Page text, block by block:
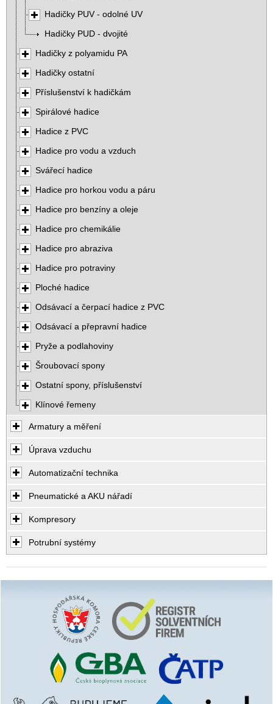
Hadičky PUV - odolné UV
Hadičky PUD - dvojité
Hadičky z polyamidu PA
Hadičky ostatní
Příslušenství k hadičkám
Spirálové hadice
Hadice z PVC
Hadice pro vodu a vzduch
Svářecí hadice
Hadice pro horkou vodu a páru
Hadice pro benzíny a oleje
Hadice pro chemikálie
Hadice pro abraziva
Hadice pro potraviny
Ploché hadice
Odsávací a čerpací hadice z PVC
Odsávací a přepravní hadice
Pryže a podlahoviny
Šroubovací spony
Ostatní spony, příslušenství
Klínové řemeny
Armatury a měření
Úprava vzduchu
Automatizační technika
Pneumatické a AKU nářadí
Kompresory
Potrubní systémy